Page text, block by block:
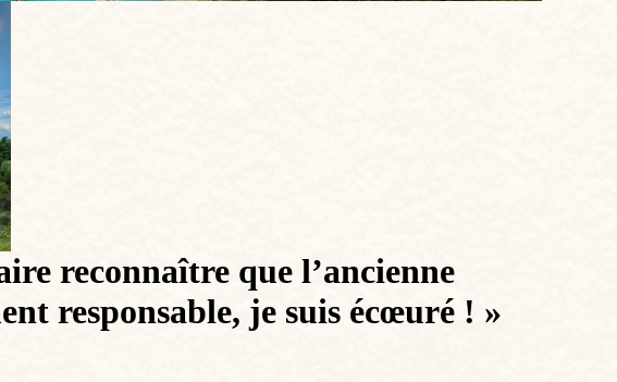
reconnaître que l’ancienne
responsable, je suis écœuré ! »